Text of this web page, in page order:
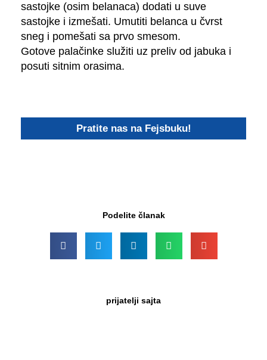
sastojke (osim belanaca) dodati u suve
sastojke i izmešati. Umutiti belanca u čvrst
sneg i pomešati sa prvo smesom.
Gotove palačinke služiti uz preliv od jabuka i
posuti sitnim orasima.
Pratite nas na Fejsbuku!
Podelite članak
prijatelji sajta